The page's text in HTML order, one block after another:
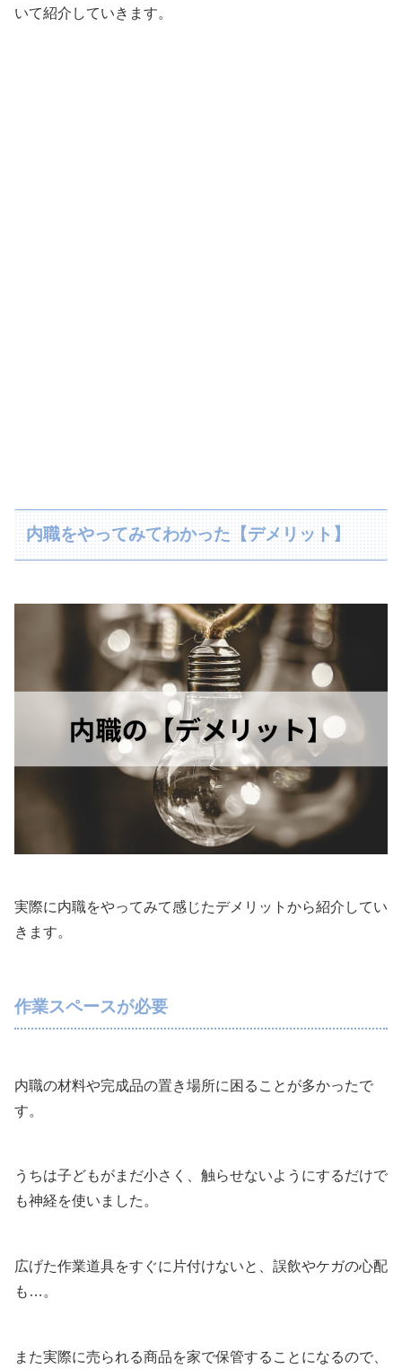
いて紹介していきます。
内職をやってみてわかった【デメリット】
実際に内職をやってみて感じたデメリットから紹介してい
きます。
作業スペースが必要
内職の材料や完成品の置き場所に困ることが多かったで
す。
うちは子どもがまだ小さく、触らせないようにするだけで
も神経を使いました。
広げた作業道具をすぐに片付けないと、誤飲やケガの心配
も…。
また実際に売られる商品を家で保管することになるので、